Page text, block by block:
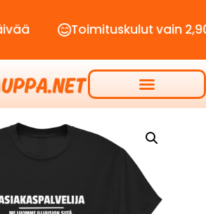
Toimituskulut vain 2,90€